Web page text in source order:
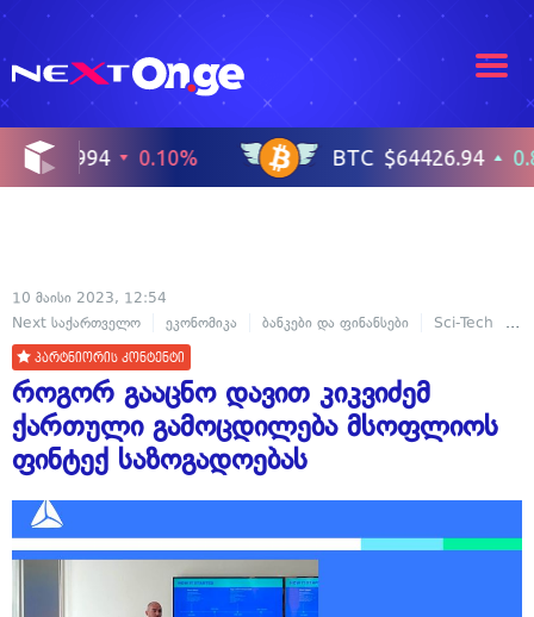
10 მაისი 2023, 12:54
Next საქართველო
ეკონომიკა ბანკები და ფინანსები Sci-Tech
პარტნიორის კონტენტი
როგორ გააცნო დავით კიკვიძემ
ქართული გამოცდილება მსოფლიოს
ფინტექ საზოგადოებას